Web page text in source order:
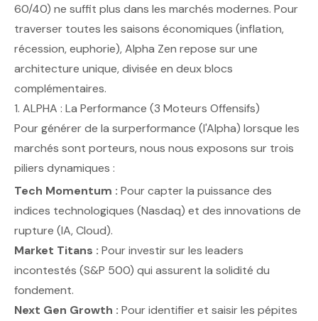
60/40) ne suffit plus dans les marchés modernes. Pour
traverser toutes les saisons économiques (inflation,
récession, euphorie), Alpha Zen repose sur une
architecture unique, divisée en deux blocs
complémentaires.
1. ALPHA : La Performance (3 Moteurs Offensifs)
Pour générer de la surperformance (l'Alpha) lorsque les
marchés sont porteurs, nous nous exposons sur trois
piliers dynamiques :
Tech Momentum : Pour capter la puissance des
indices technologiques (Nasdaq) et des innovations de
rupture (IA, Cloud).
Market Titans : Pour investir sur les leaders
incontestés (S&P 500) qui assurent la solidité du
fondement.
Next Gen Growth : Pour identifier et saisir les pépites